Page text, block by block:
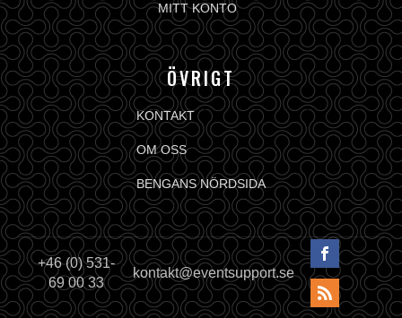
MITT KONTO
ÖVRIGT
KONTAKT
OM OSS
BENGANS NÖRDSIDA
+46 (0) 531-
69 00 33
kontakt@eventsupport.se